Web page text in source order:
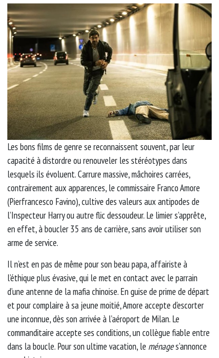
Les bons films de genre se reconnaissent souvent, par leur
capacité à distordre ou renouveler les stéréotypes dans
lesquels ils évoluent. Carrure massive, mâchoires carrées,
contrairement aux apparences, le commissaire Franco Amore
(Pierfrancesco Favino), cultive des valeurs aux antipodes de
l’Inspecteur Harry ou autre flic dessoudeur. Le limier s’apprête,
en effet, à boucler 35 ans de carrière, sans avoir utiliser son
arme de service.
Il n’est en pas de même pour son beau papa, affairiste à
l’éthique plus évasive, qui le met en contact avec le parrain
d’une antenne de la mafia chinoise. En guise de prime de départ
et pour complaire à sa jeune moitié, Amore accepte d’escorter
une inconnue, dès son arrivée à l’aéroport de Milan. Le
commanditaire accepte ses conditions, un collègue fiable entre
dans la boucle. Pour son ultime vacation, le ménages’annonce